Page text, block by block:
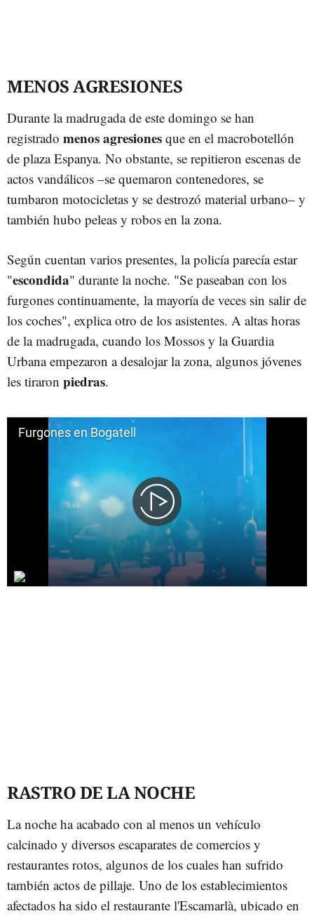
MENOS AGRESIONES
Durante la madrugada de este domingo se han
registrado menos agresiones que en el macrobotellón
de plaza Espanya. No obstante, se repitieron escenas de
actos vandálicos –se quemaron contenedores, se
tumbaron motocicletas y se destrozó material urbano– y
también hubo peleas y robos en la zona.
Según cuentan varios presentes, la policía parecía estar
"escondida" durante la noche. "Se paseaban con los
furgones continuamente, la mayoría de veces sin salir de
los coches", explica otro de los asistentes. A altas horas
de la madrugada, cuando los Mossos y la Guardia
Urbana empezaron a desalojar la zona, algunos jóvenes
les tiraron piedras.
RASTRO DE LA NOCHE
La noche ha acabado con al menos un vehículo
calcinado y diversos escaparates de comercios y
restaurantes rotos, algunos de los cuales han sufrido
también actos de pillaje. Uno de los establecimientos
afectados ha sido el restaurante l'Escamarlà, ubicado en